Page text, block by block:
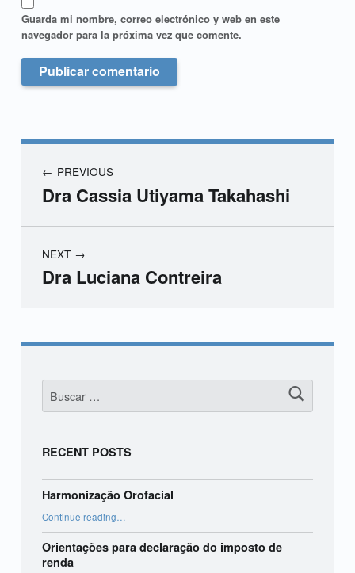
Guarda mi nombre, correo electrónico y web en este
navegador para la próxima vez que comente.
PREVIOUS
Dra Cassia Utiyama Takahashi
NEXT
Dra Luciana Contreira
Skip back to main navigation
Buscar:
RECENT POSTS
Harmonização Orofacial
Continue reading …
Orientações para declaração do imposto de
renda